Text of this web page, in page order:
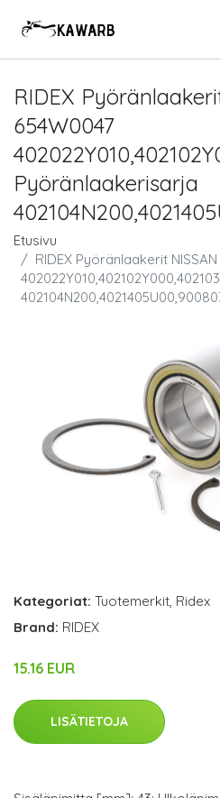
RIDEX
654W0047
Pyöränlaakerisarja
Etusivu
RIDEX Pyöränlaakerit
Kategoriat: Tuotemerkit Ridex
Brand: RIDEX
15.16 EUR
LISÄTIETOJA